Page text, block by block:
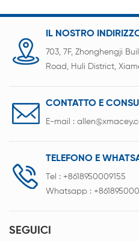
IL NOSTRO
703, 7F, Zhonghengji
Road, Huli District,
CONTATTO E
E-mail :
TELEFONO E
Tel : +8618950009155
Whatsapp :
SEGUICI